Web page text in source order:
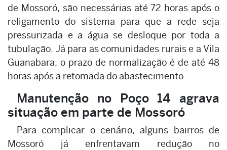
de Mossoró, são necessárias até 72 horas após o
religamento do sistema para que a rede seja
pressurizada e a água se desloque por toda a
tubulação. Já para as comunidades rurais e a Vila
Guanabara, o prazo de normalização é de até 48
horas após a retomada do abastecimento.
Manutenção no Poço 14 agrava
situação em parte de Mossoró
Para complicar o cenário, alguns bairros de
Mossoró já enfrentavam redução no